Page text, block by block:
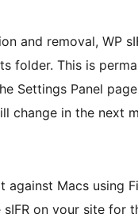
and removal, WP
folder. This is
Settings Panel
change in the next
against Macs
on your site for